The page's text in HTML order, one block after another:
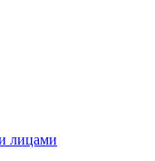
лицами